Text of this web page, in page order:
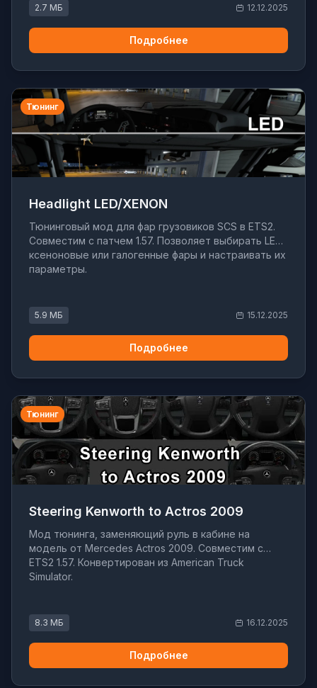
2.7 МБ 12.12.2025
Подробнее
Тюнинг
Headlight LED/XENON
Тюнинговый мод для фар грузовиков SCS в ETS2.
Совместим с патчем 1.57. Позволяет выбирать LED,
ксеноновые или галогенные фары и настраивать их
параметры.
5.9 МБ 15.12.2025
Подробнее
Тюнинг
Steering Kenworth to Actros 2009
Мод тюнинга, заменяющий руль в кабине на
модель от Mercedes Actros 2009. Совместим с
ETS2 1.57. Конвертирован из American Truck
Simulator.
8.3 МБ 16.12.2025
Подробнее